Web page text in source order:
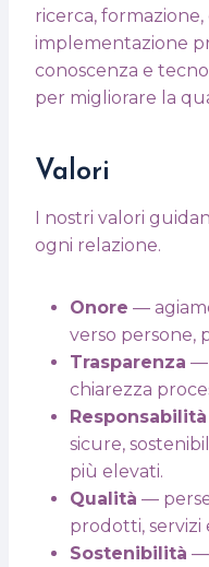
ricerca,
implementazione
conoscenza e
per migliorare la
Valori
I nostri valori
ogni relazione.
Onore —
verso persone,
Trasparenza —
chiarezza
Responsabilità
sicure,
più elevati.
Qualità —
prodotti, servizi
Sostenibilità —